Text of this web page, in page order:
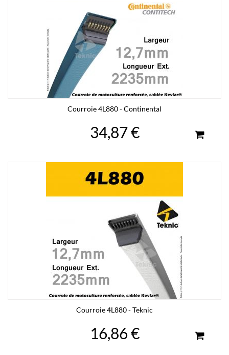
Courroie 4L880 - Continental
34,87 €
Courroie 4L880 - Teknic
16,86 €